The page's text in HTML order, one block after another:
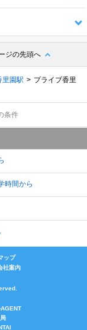
ジの先頭へ
里園駅
プライブ香里
条件
時間から
ップ
社案内